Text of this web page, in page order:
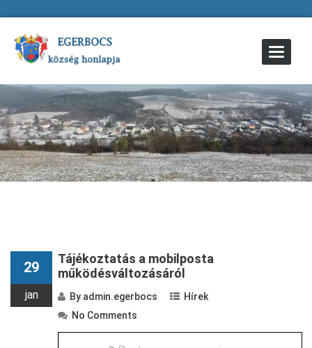
Toggle
29
jan
Tájékoztatás a mobilposta
működésváltozásáról
By admin.egerbocs
Hírek
No Comments